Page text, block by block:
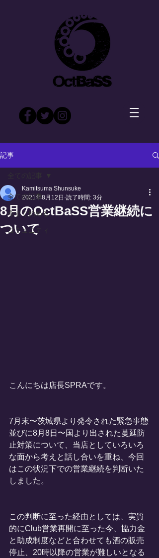
記事
全ての記事
今すぐ始める
コミュニティ
全ての記事
8月のOctBaSS営業継続に
ついて
Kamitsuma Shunsuke
2021年8月12日 読了時間: 3分
こんにちは店長SPRAです。
7月末〜茨城県より発令された緊急事態
並びに8月8日〜国より出された蔓延防
止対策について、当店としていろいろ
な面から考えと話し合いを重ね、今回
はこの状況下での営業継続を判断いた
しました。
この判断に至った経由としては、実質
的にClub営業再開に至った今、協力金
と助成制度などと合わせても酒の販売
停止、20時以降の営業が難しいとなる